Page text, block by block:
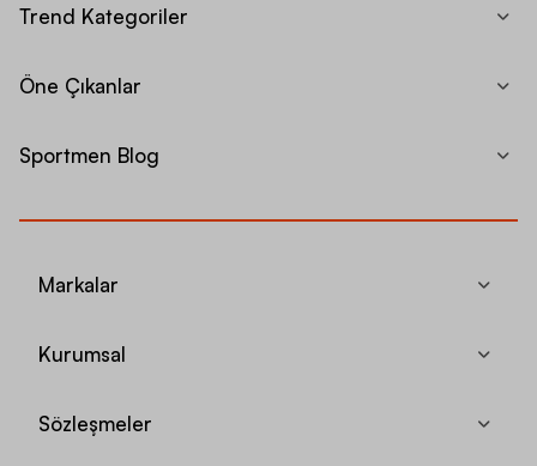
Trend Kategoriler
Öne Çıkanlar
Sportmen Blog
Markalar
Kurumsal
Sözleşmeler